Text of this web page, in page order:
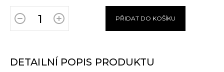
PŘIDAT DO KOŠÍKU
DETAILNÍ POPIS PRODUKTU